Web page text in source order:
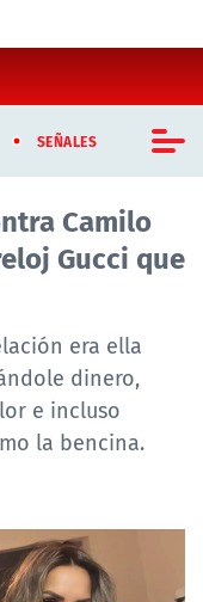
SEÑALES
Camilo
Gucci que
era ella
dinero,
e incluso
la bencina.